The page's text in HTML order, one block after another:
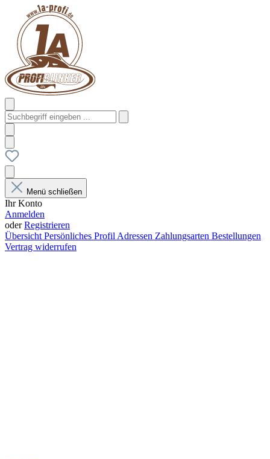
Menü schließen
Ihr Konto
Anmelden
oderRegistrieren
Übersicht Persönliches Profil Adressen Zahlungsarten Bestellungen
Vertrag widerrufen